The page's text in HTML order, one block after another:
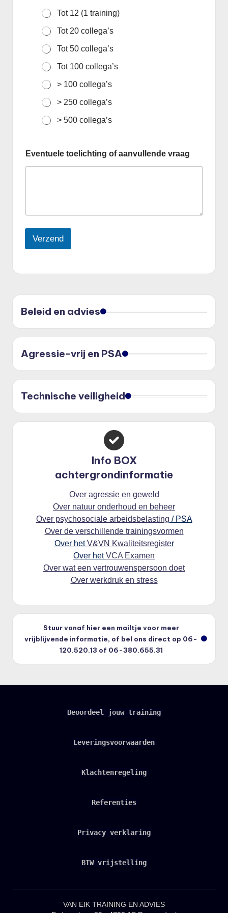
Tot 12 (1 training)
Tot 20 collega’s
Tot 50 collega’s
Tot 100 collega’s
> 100 collega’s
> 250 collega’s
> 500 collega’s
Eventuele toelichting of aanvullende vraag
Verzend
Beleid en advies
Agressie-vrij en PSA
Technische veiligheid
Info BOX
achtergrondinformatie
Over agressie en geweld
Over natuur onderhoud en beheer
Over psychosociale arbeidsbelasting / PSA
Over de verschillende trainingsvormen
Over hetV&VN Kwaliteitsregister
Over hetVCA Examen
Over wat een vertrouwenspersoon doet
Over werkdruk en stress
Stuurvanaf hiereen mailtje voor meer
vrijblijvende informatie, of bel ons direct op 06-
120.520.13 of 06-380.655.31
Beoordeel jouw training
Leveringsvoorwaarden
Klachtenregeling
Referenties
Privacy verklaring
BTW vrijstelling
VAN EIK TRAINING EN ADVIES